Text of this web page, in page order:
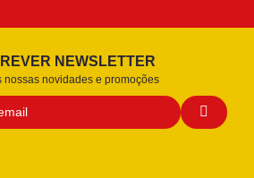
NEWSLETTER
nossas novidades e promoções